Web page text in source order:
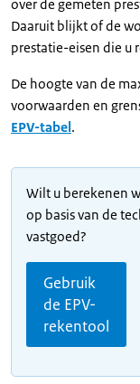
over de gemeten
Daaruit blijkt of de
prestatie-eisen die u
De hoogte van de
voorwaarden en
EPV-tabel .
Wilt u berekenen
op basis van de
vastgoed?
Gebruik
de EPV-
rekentool